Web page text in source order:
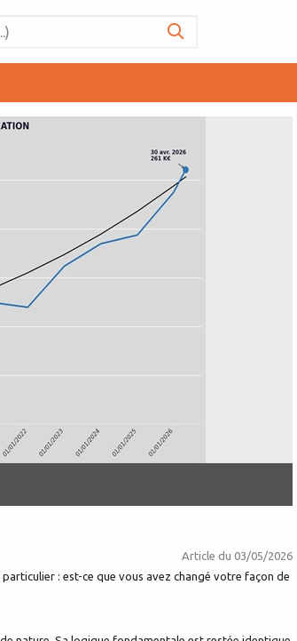
Article du 03/05/2026
: est-ce que vous avez changé votre façon de